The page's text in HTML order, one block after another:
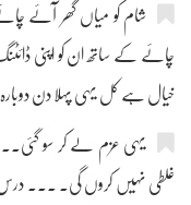
شام کو میاں گھر آئے
چائے کے ساتھ ان کو اپنی
خیال ہے کل یہی پہلا دن
یہی عزم لے کر سو گئی۔۔۔۔
غلطی نہیں کروں گی۔ ۔۔۔ درس